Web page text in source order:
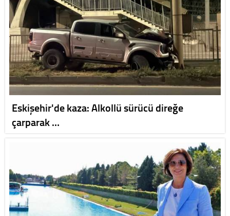
Eskişehir'de kaza: Alkollü sürücü direğe
çarparak …